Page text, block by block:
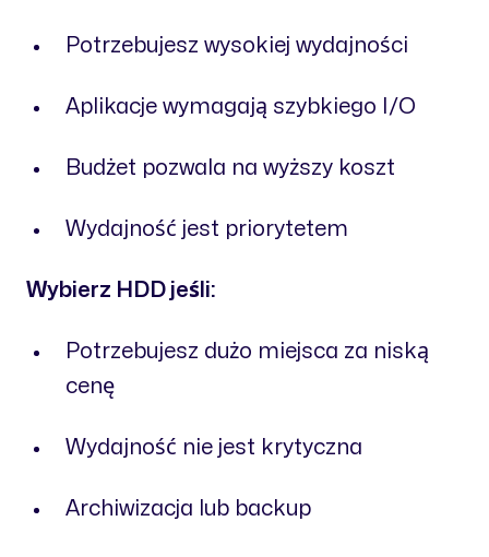
Potrzebujesz wysokiej wydajności
Aplikacje wymagają szybkiego I/O
Budżet pozwala na wyższy koszt
Wydajność jest priorytetem
Wybierz HDD jeśli:
Potrzebujesz dużo miejsca za niską
cenę
Wydajność nie jest krytyczna
Archiwizacja lub backup